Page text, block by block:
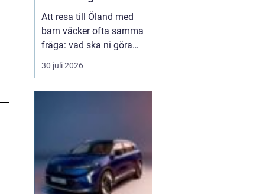
familjen
Att resa till Öland med
barn väcker ofta samma
fråga: vad ska ni göra
för att alla ska trivas,
oavsett ålder och
30 juli 2026